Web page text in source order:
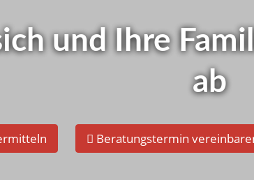
und Ihre
ab
Beratungstermin